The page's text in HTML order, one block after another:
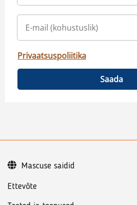
Privaatsuspoliitika
Saada
Ettevõte
Mascuse saidid